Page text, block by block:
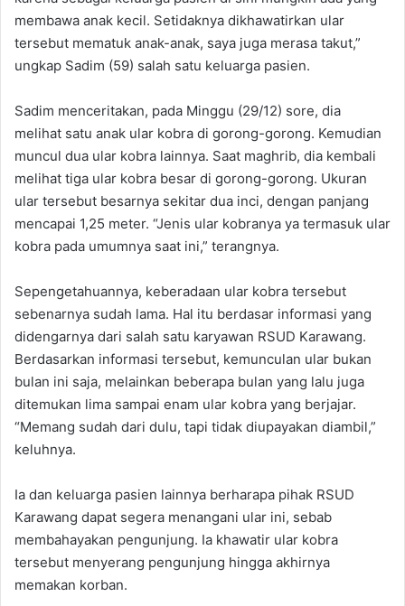
membawa anak kecil. Setidaknya dikhawatirkan ular
tersebut mematuk anak-anak, saya juga merasa takut,”
ungkap Sadim (59) salah satu keluarga pasien.
Sadim menceritakan, pada Minggu (29/12) sore, dia
melihat satu anak ular kobra di gorong-gorong. Kemudian
muncul dua ular kobra lainnya. Saat maghrib, dia kembali
melihat tiga ular kobra besar di gorong-gorong. Ukuran
ular tersebut besarnya sekitar dua inci, dengan panjang
mencapai 1,25 meter. “Jenis ular kobranya ya termasuk ular
kobra pada umumnya saat ini,” terangnya.
Sepengetahuannya, keberadaan ular kobra tersebut
sebenarnya sudah lama. Hal itu berdasar informasi yang
didengarnya dari salah satu karyawan RSUD Karawang.
Berdasarkan informasi tersebut, kemunculan ular bukan
bulan ini saja, melainkan beberapa bulan yang lalu juga
ditemukan lima sampai enam ular kobra yang berjajar.
“Memang sudah dari dulu, tapi tidak diupayakan diambil,”
keluhnya.
Ia dan keluarga pasien lainnya berharapa pihak RSUD
Karawang dapat segera menangani ular ini, sebab
membahayakan pengunjung. Ia khawatir ular kobra
tersebut menyerang pengunjung hingga akhirnya
memakan korban.